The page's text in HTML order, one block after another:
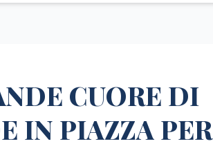
CUORE DI
IN PIAZZA PER